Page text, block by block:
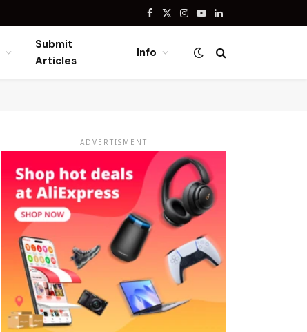
Facebook
X
Instagram
YouTubeLinkedIn
Submit
Articles
Info
ADVERTISMENT